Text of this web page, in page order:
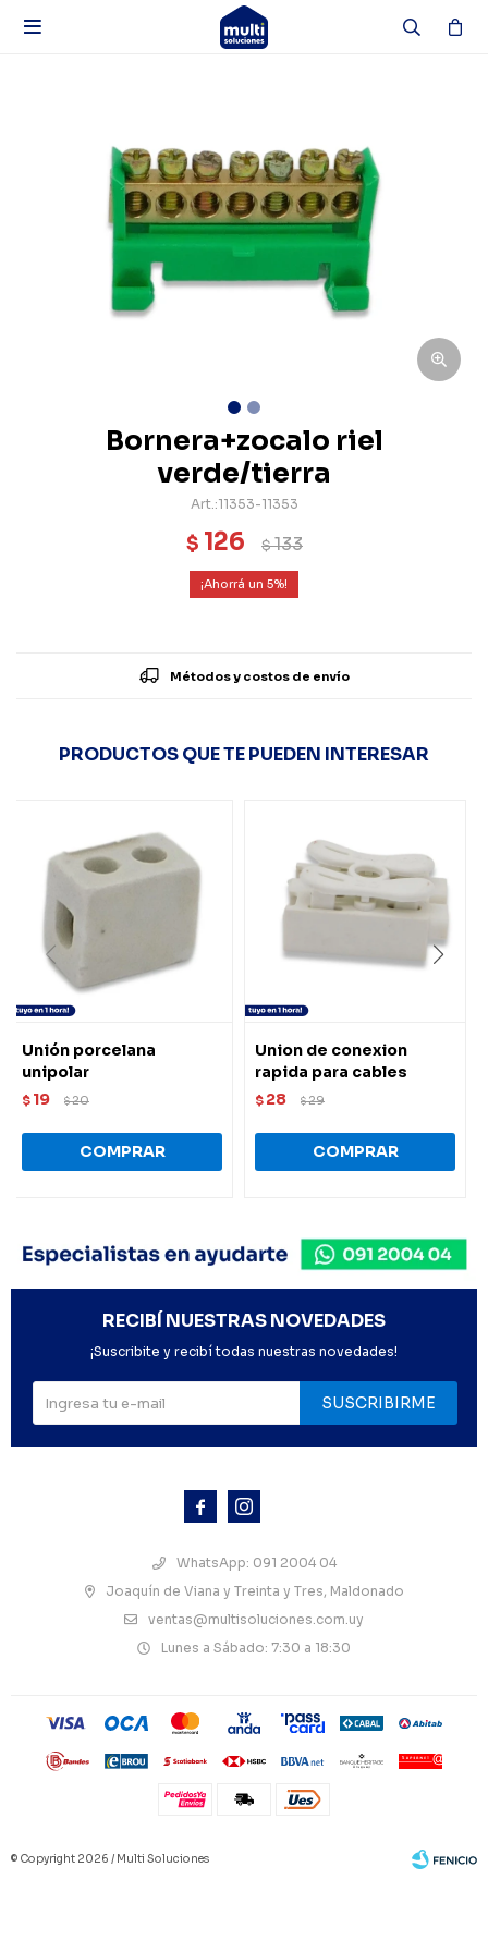

Bornera+zocalo riel
verde/tierra
11353-11353
$ 126 $133
5
Métodos y costos de envío
PRODUCTOS QUE TE PUEDEN INTERESAR
Unión porcelana
unipolar
$ 19 $20
Union de conexion
rapida para cables
$ 28 $29
 
WhatsApp: 091 2004 04
Joaquín de Viana y Treinta y Tres, Maldonado
ventas@multisoluciones.com.uy
Lunes a Sábado: 7:30 a 18:30
RECIBÍ NUESTRAS NOVEDADES
¡Suscribite y recibí todas nuestras novedades!
SUSCRIBIRME
© Copyright 2026 / Multi Soluciones